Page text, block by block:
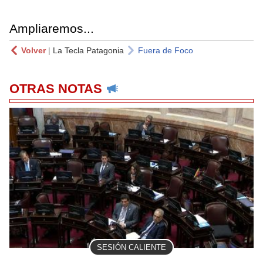
Ampliaremos...
Volver| La Tecla Patagonia Fuera de Foco
OTRAS NOTAS
SESIÓN CALIENTE